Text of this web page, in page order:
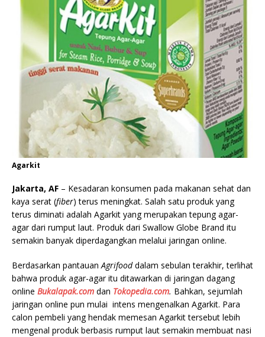
Agarkit
Jakarta, AF – Kesadaran konsumen pada makanan sehat dan
kaya serat (fiber) terus meningkat. Salah satu produk yang
terus diminati adalah Agarkit yang merupakan tepung agar-
agar dari rumput laut. Produk dari Swallow Globe Brand itu
semakin banyak diperdagangkan melalui jaringan online.
Berdasarkan pantauanAgrifooddalam sebulan terakhir, terlihat
bahwa produk agar-agar itu ditawarkan di jaringan dagang
online Bukalapak.com dan Tokopedia.com. Bahkan, sejumlah
jaringan online pun mulai intens mengenalkan Agarkit. Para
calon pembeli yang hendak memesan Agarkit tersebut lebih
mengenal produk berbasis rumput laut semakin membuat nasi